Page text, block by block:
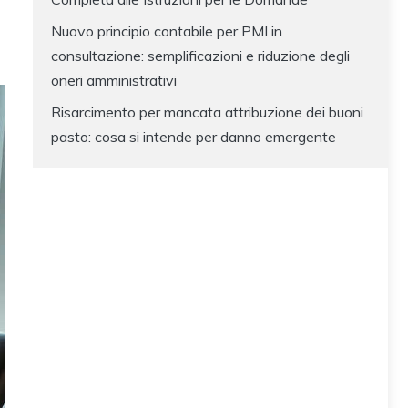
Nuovo principio contabile per PMI in
consultazione: semplificazioni e riduzione degli
oneri amministrativi
Risarcimento per mancata attribuzione dei buoni
pasto: cosa si intende per danno emergente